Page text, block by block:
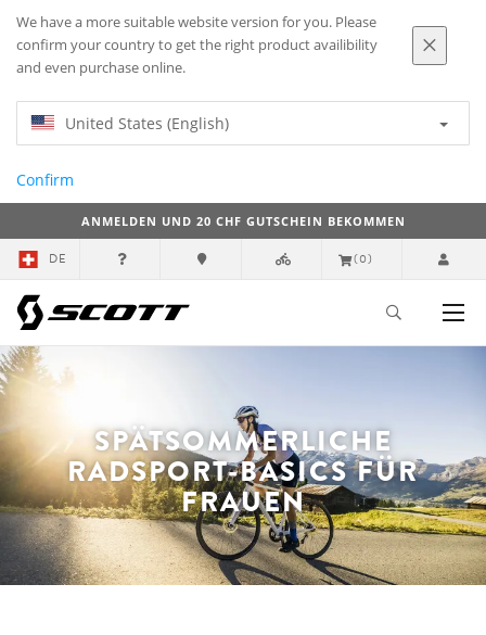
We have a more suitable website version for you. Please
confirm your country to get the right product availibility
and even purchase online.
United States (English)
Confirm
ANMELDEN UND 20 CHF GUTSCHEIN BEKOMMEN
DE (0)
SPÄTSOMMERLICHE
RADSPORT-BASICS FÜR
FRAUEN